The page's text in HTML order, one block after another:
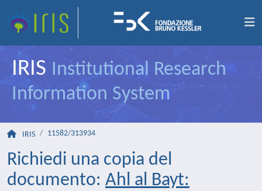
IRIS Institutional Research
Information System
IRIS 11582/313934
Richiedi una copia del
documento: Ahl al Bayt: